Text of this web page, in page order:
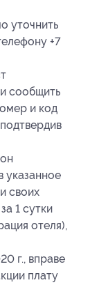
уточнить
+7
сообщить
и код
указанное
своих
1 сутки
отеля),
г., вправе
плату